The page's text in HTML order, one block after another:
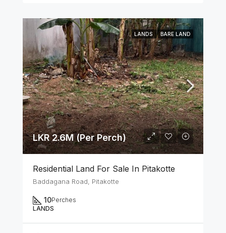
LANDS BARE LAND
LKR 2.6M (Per Perch)
Residential Land For Sale In Pitakotte
Baddagana Road, Pitakotte
10Perches
LANDS